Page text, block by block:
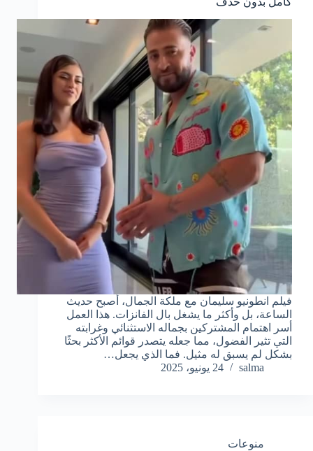
فيلم انطونيو سليمان مع ملكة الجمال، أصبح حديث
الساعة، بل وأكثر ما يشغل بال الفانزات. هذا العمل
أسر اهتمام المشتركين بجماله الاستثنائي وغرابته
التي تثير الفضول، مما جعله يتصدر قوائم الأكثر بحثًا
بشكل لم يسبق له مثيل. فما الذي يجعل…
salma
24 يونيو، 2025
منوعات